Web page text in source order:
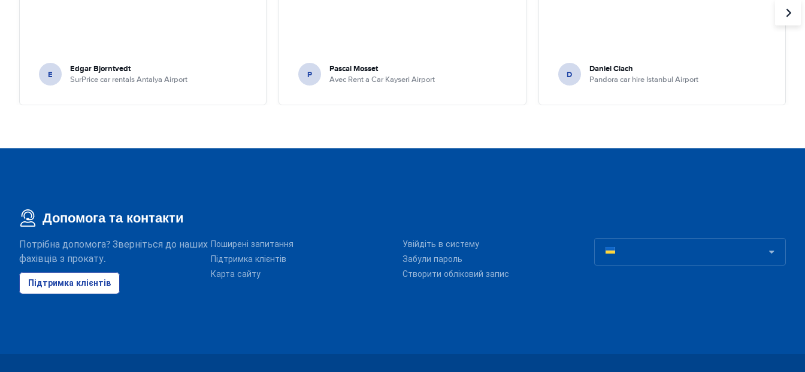
E Edgar Bjorntvedt
SurPrice car rentals Antalya Airport P Pascal Mosset
Avec Rent a Car Kayseri Airport D Daniel Ciach
Pandora car hire Istanbul Airport
Допомога та контакти
Потрібна допомога? Зверніться до наших
фахівців з прокату.
Підтримка клієнтів
Поширені запитання
Підтримка клієнтів
Карта сайту
Увійдіть в систему
Забули пароль
Створити обліковий запис